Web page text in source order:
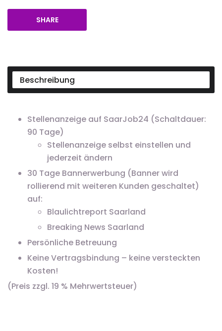
SHARE
Beschreibung
Stellenanzeige auf SaarJob24 (Schaltdauer:
90 Tage)
Stellenanzeige selbst einstellen und
jederzeit ändern
30 Tage Bannerwerbung (Banner wird
rollierend mit weiteren Kunden geschaltet)
auf:
Blaulichtreport Saarland
Breaking News Saarland
Persönliche Betreuung
Keine Vertragsbindung – keine versteckten
Kosten!
(Preis zzgl. 19 % Mehrwertsteuer)